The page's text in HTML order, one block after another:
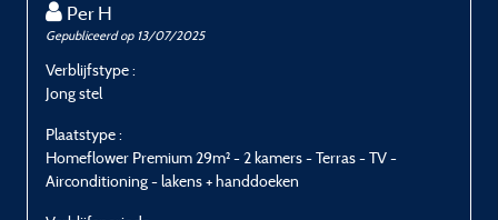
Per H
Gepubliceerd op 13/07/2025
Verblijfstype :
Jong stel
Plaatstype :
Homeflower Premium 29m² - 2 kamers - Terras - TV -
Airconditioning - lakens + handdoeken